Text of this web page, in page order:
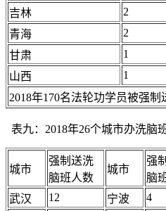
吉林
2
青海
2
甘肃
1
山西
1
2018年170名法轮功学员被强制
表九：2018年26个城市办洗脑
城市
强制送洗
脑班人数
城市
强
脑
武汉 12 宁波 4